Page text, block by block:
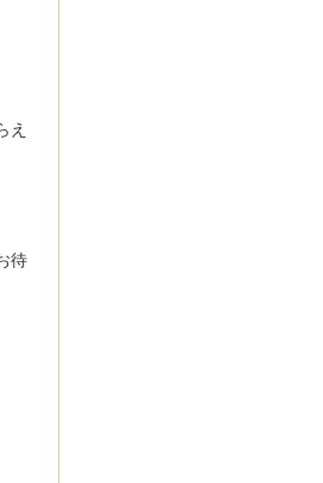
え
待